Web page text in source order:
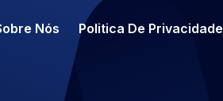
Nós Politica De Privacidade